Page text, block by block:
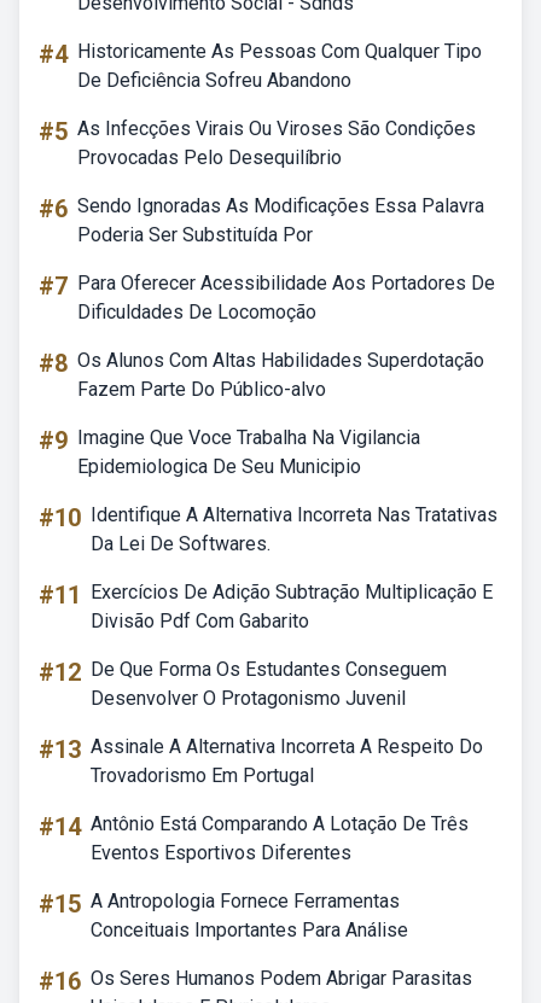
#4 Historicamente As Pessoas Com Qualquer Tipo
De Deficiência Sofreu Abandono
#5 As Infecções Virais Ou Viroses São Condições
Provocadas Pelo Desequilíbrio
#6 Sendo Ignoradas As Modificações Essa Palavra
Poderia Ser Substituída Por
#7 Para Oferecer Acessibilidade Aos Portadores De
Dificuldades De Locomoção
#8 Os Alunos Com Altas Habilidades Superdotação
Fazem Parte Do Público-alvo
#9 Imagine Que Voce Trabalha Na Vigilancia
Epidemiologica De Seu Municipio
#10 Identifique A Alternativa Incorreta Nas Tratativas
Da Lei De Softwares.
#11
Exercícios De Adição Subtração Multiplicação E
Divisão Pdf Com Gabarito
#12 De Que Forma Os Estudantes Conseguem
Desenvolver O Protagonismo Juvenil
#13 Assinale A Alternativa Incorreta A Respeito Do
Trovadorismo Em Portugal
#14 Antônio Está Comparando A Lotação De Três
Eventos Esportivos Diferentes
#15 A Antropologia Fornece Ferramentas
Conceituais Importantes Para Análise
#16 Os Seres Humanos Podem Abrigar Parasitas